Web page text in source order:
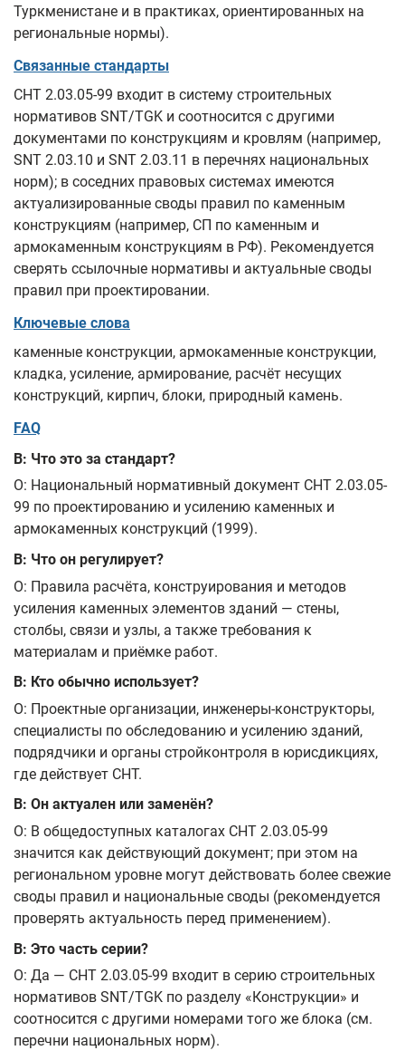
Туркменистане и в практиках, ориентированных на
региональные нормы).
Связанные стандарты
СНТ 2.03.05-99 входит в систему строительных
нормативов SNT/TGK и соотносится с другими
документами по конструкциям и кровлям (например,
SNT 2.03.10 и SNT 2.03.11 в перечнях национальных
норм); в соседних правовых системах имеются
актуализированные своды правил по каменным
конструкциям (например, СП по каменным и
армокаменным конструкциям в РФ). Рекомендуется
сверять ссылочные нормативы и актуальные своды
правил при проектировании.
Ключевые слова
каменные конструкции, армокаменные конструкции,
кладка, усиление, армирование, расчёт несущих
конструкций, кирпич, блоки, природный камень.
FAQ
В: Что это за стандарт?
О: Национальный нормативный документ СНТ 2.03.05-
99 по проектированию и усилению каменных и
армокаменных конструкций (1999).
В: Что он регулирует?
О: Правила расчёта, конструирования и методов
усиления каменных элементов зданий — стены,
столбы, связи и узлы, а также требования к
материалам и приёмке работ.
В: Кто обычно использует?
О: Проектные организации, инженеры-конструкторы,
специалисты по обследованию и усилению зданий,
подрядчики и органы стройконтроля в юрисдикциях,
где действует СНТ.
В: Он актуален или заменён?
О: В общедоступных каталогах СНТ 2.03.05-99
значится как действующий документ; при этом на
региональном уровне могут действовать более свежие
своды правил и национальные своды (рекомендуется
проверять актуальность перед применением).
В: Это часть серии?
О: Да — СНТ 2.03.05-99 входит в серию строительных
нормативов SNT/TGK по разделу «Конструкции» и
соотносится с другими номерами того же блока (см.
перечни национальных норм).